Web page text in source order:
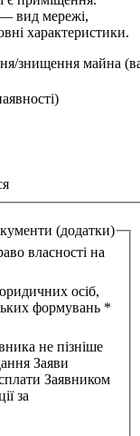
вид мережі,
характеристики.
знищення майна
(додатки)
власності на
осіб,
формувань *
не пізніше
Заяви
Заявником
за